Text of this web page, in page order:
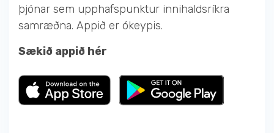
þjónar sem upphafspunktur innihaldsríkra
samræðna. Appið er ókeypis.
Sækið appið hér